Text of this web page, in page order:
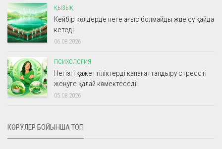
ҚЫЗЫҚ
Кейбір көлдерде неге ағыс болмайды және су қайда
кетеді
06.08.2026
ПСИХОЛОГИЯ
Негізгі қажеттіліктерді қанағаттандыру стрессті
жеңуге қалай көмектеседі
05.08.2026
КӨРУЛЕР БОЙЫНША ТОП